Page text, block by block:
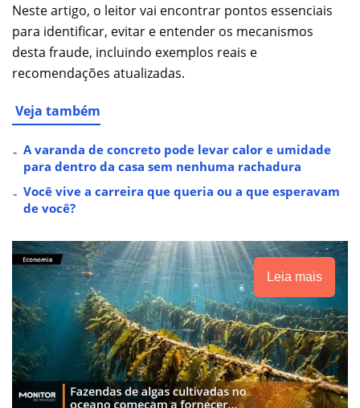
Neste artigo, o leitor vai encontrar pontos essenciais
para identificar, evitar e entender os mecanismos
desta fraude, incluindo exemplos reais e
recomendações atualizadas.
Veja também
A varanda de concreto pode levar calor e umidade
para dentro da casa sem nenhuma rachadura
Você vive a carreira que queria ou a que esperavam
de você?
Leia mais